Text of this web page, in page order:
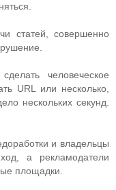
статей, совершенно
человеческое
URL или несколько,
нескольких секунд.
и владельцы
а рекламодатели
площадки.